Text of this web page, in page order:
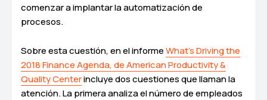
comenzar a implantar la automatización de
procesos.
Sobre esta cuestión, en el informeWhat’s Driving the
2018 Finance Agenda, de American Productivity &
Quality Centerincluye dos cuestiones que llaman la
atención. La primera analiza el número de empleados